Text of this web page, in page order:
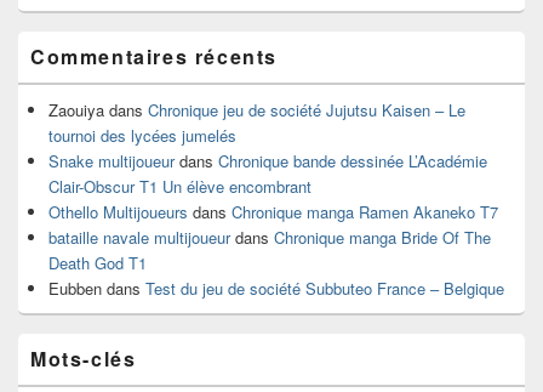
Commentaires récents
Zaouiya dans Chronique jeu de société Jujutsu Kaisen – Le
tournoi des lycées jumelés
Snake multijoueurdans Chronique bande dessinée L’Académie
Clair-Obscur T1 Un élève encombrant
Othello Multijoueurs dans Chronique manga Ramen Akaneko T7
bataille navale multijoueurdans Chronique manga Bride Of The
Death God T1
Eubben dans Test du jeu de société Subbuteo France – Belgique
Mots-clés